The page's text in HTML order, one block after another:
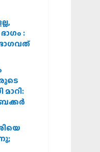
:
മാറി: